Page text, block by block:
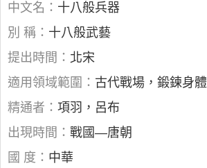
中文名： 十八般兵器
別 稱： 十八般武藝
提出時間： 北宋
適用領域範圍： 古代戰場，鍛鍊身體
精通者： 項羽，呂布
出現時間： 戰國—唐朝
國 度： 中華